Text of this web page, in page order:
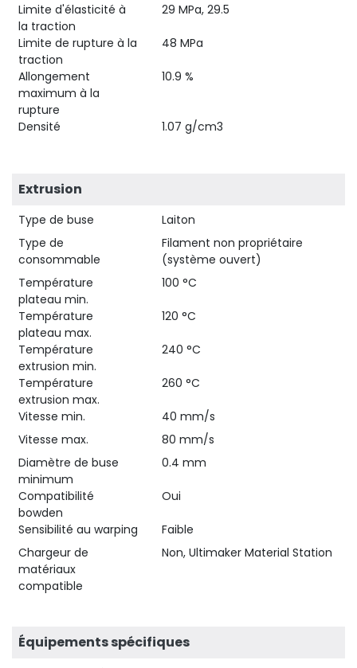
Limite d'élasticité à
la traction
29 MPa, 29.5
Limite de rupture à la
traction
48 MPa
Allongement
maximum à la
rupture
10.9 %
Densité 1.07 g/cm3
Extrusion
Type de buse
Laiton
Type de
consommable
Filament non propriétaire
(système ouvert)
Température
plateau min.
100 °C
Température
plateau max.
120 °C
Température
extrusion min.
240 °C
Température
extrusion max.
260 °C
Vitesse min.
40 mm/s
Vitesse max.
80 mm/s
Diamètre de buse
minimum
0.4 mm
Compatibilité
bowden
Oui
Sensibilité au warping
Faible
Chargeur de
matériaux
compatible
Non, Ultimaker Material Station
Équipements spécifiques